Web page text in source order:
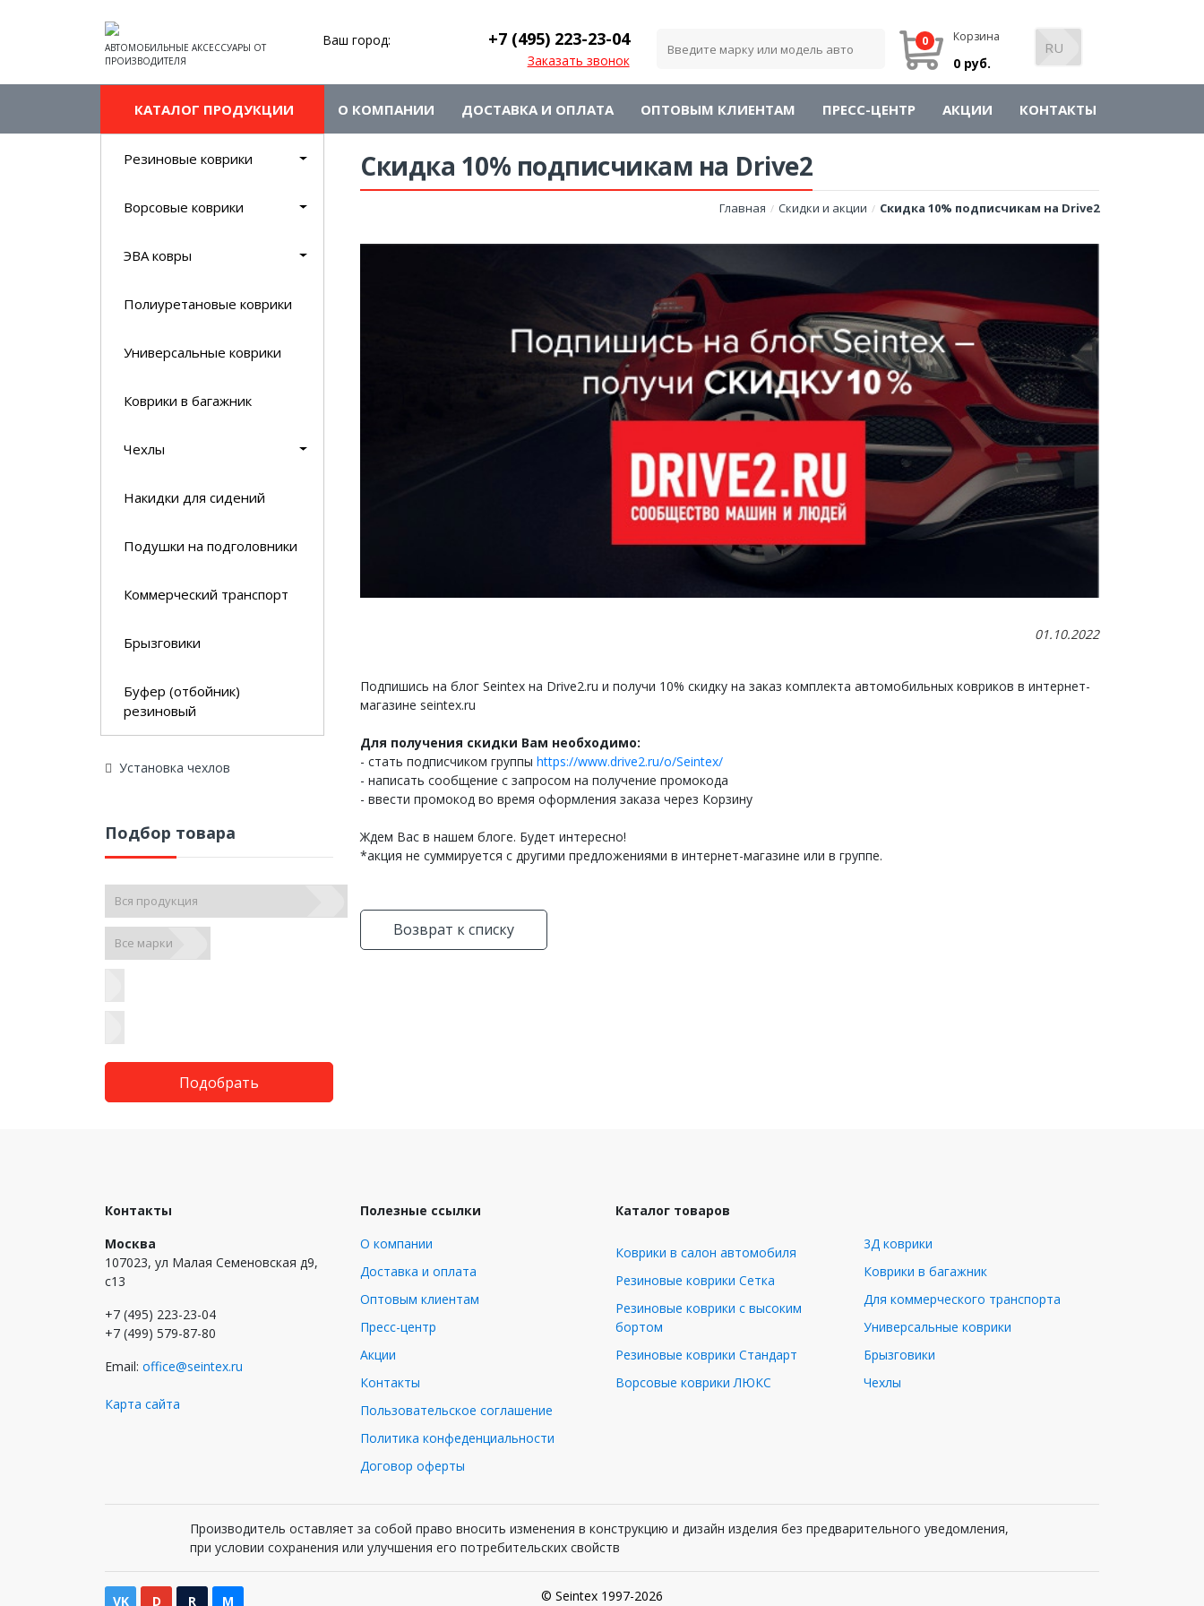
АВТОМОБИЛЬНЫЕ АКСЕССУАРЫ ОТ
ПРОИЗВОДИТЕЛЯ
Ваш город: +7 (495)223-23-04
Заказать звонок
Корзина
0
0 руб.
КАТАЛОГ ПРОДУКЦИИ
Резиновые коврики
Ворсовые коврики
ЭВА ковры
Полиуретановые коврики
Универсальные коврики
Коврики в багажник
Чехлы
Накидки для сидений
Подушки на подголовники
Коммерческий транспорт
Брызговики
Буфер (отбойник)
резиновый
О КОМПАНИИ ДОСТАВКА И ОПЛАТА ОПТОВЫМ КЛИЕНТАМ ПРЕСС-ЦЕНТР АКЦИИ КОНТАКТЫ
Скидка 10% подписчикам на Drive2
Главная / Скидки и акции / Скидка 10% подписчикам на Drive2
01.10.2022
Подпишись на блог Seintex на Drive2.ru и получи 10% скидку на заказ комплекта автомобильных ковриков в интернет-
магазине seintex.ru
Для получения скидки Вам необходимо:
- стать подписчиком группы https://www.drive2.ru/o/Seintex/
- написать сообщение с запросом на получение промокода
- ввести промокод во время оформления заказа через Корзину
Ждем Вас в нашем блоге. Будет интересно!
*акция не суммируется с другими предложениями в интернет-магазине или в группе.
Возврат к списку
Установка чехлов
Подбор товара
Подобрать
Контакты
Москва
107023, ул Малая Семеновская д9,
с13
+7 (495) 223-23-04
+7 (499) 579-87-80
Email: office@seintex.ru
Карта сайта
Полезные ссылки
О компании
Доставка и оплата
Оптовым клиентам
Пресс-центр
Акции
Контакты
Пользовательское соглашение
Политика конфеденциальности
Договор оферты
Каталог товаров
Коврики в салон автомобиля
Резиновые коврики Сетка
Резиновые коврики с высоким
бортом
Резиновые коврики Стандарт
Ворсовые коврики ЛЮКС
3Д коврики
Коврики в багажник
Для коммерческого транспорта
Универсальные коврики
Брызговики
Чехлы
Производитель оставляет за собой право вносить изменения в конструкцию и дизайн изделия без предварительного уведомления,
при условии сохранения или улучшения его потребительских свойств
VK D R M © Seintex 1997-2026